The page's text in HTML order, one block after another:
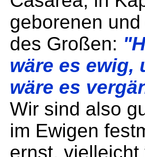
geborenen
des Großen:
wäre es ewig,
wäre es
Wir sind also
im Ewigen
ernst,